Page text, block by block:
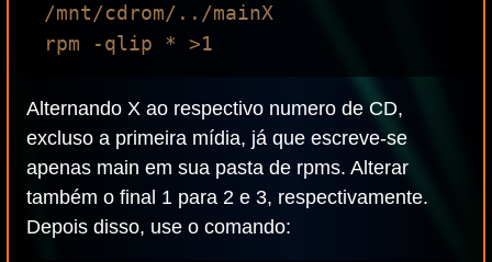
/mnt/cdrom/../mainX
Alternando X ao respectivo numero de CD,
excluso a primeira mídia, já que escreve-se
apenas main em sua pasta de rpms. Alterar
também o final 1 para 2 e 3, respectivamente.
Depois disso, use o comando: